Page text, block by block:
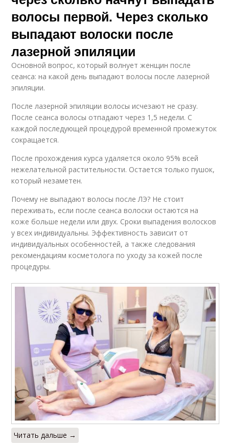
волосы первой. Через сколько
выпадают волоски после
лазерной эпиляции
Основной вопрос, который волнует женщин после
сеанса: на какой день выпадают волосы после лазерной
эпиляции.
После лазерной эпиляции волосы исчезают не сразу.
После сеанса волосы отпадают через 1,5 недели. С
каждой последующей процедурой временной промежуток
сокращается.
После прохождения курса удаляется около 95% всей
нежелательной растительности. Остается только пушок,
который незаметен.
Почему не выпадают волосы после ЛЭ? Не стоит
переживать, если после сеанса волоски остаются на
коже больше недели или двух. Сроки выпадения волосков
у всех индивидуальны. Эффективность зависит от
индивидуальных особенностей, а также следования
рекомендациям косметолога по уходу за кожей после
процедуры.
Читать дальше →